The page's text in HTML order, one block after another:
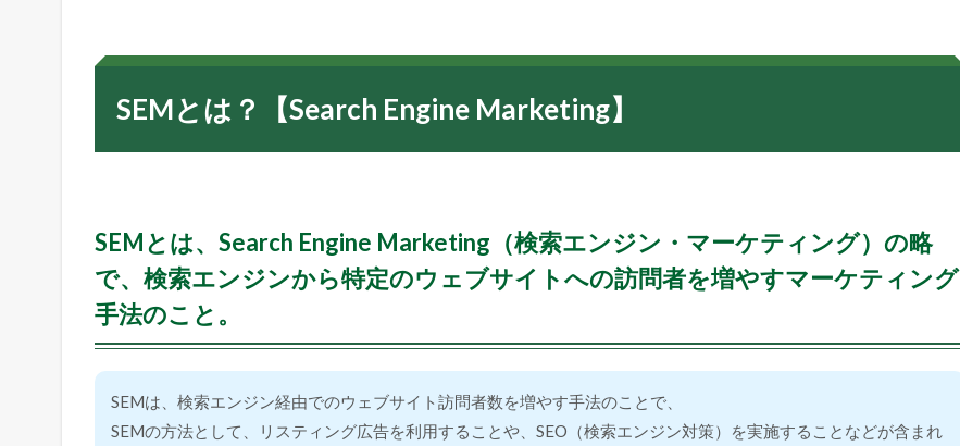
e
n
g
n
e
M
r
k
SEMとは？【Search Engine Marketing】
SEMとは、Search Engine Marketing（検索エンジン・マーケティング）の略
で、検索エンジンから特定のウェブサイトへの訪問者を増やすマーケティング
手法のこと。
SEMは、検索エンジン経由でのウェブサイト訪問者数を増やす手法のことで、
SEMの方法として、リスティング広告を利用することや、SEO（検索エンジン対策）を実施することなどが含まれ